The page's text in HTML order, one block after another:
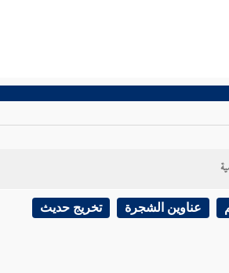
عناوين الشجرة تخريج حديث